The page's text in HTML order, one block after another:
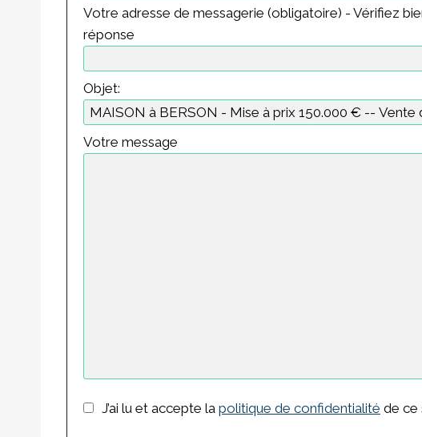
Votre adresse de messagerie (obligatoire) - Vérifiez
réponse
Objet:
Votre message
J’ai lu et accepte la politique de confidentialité de ce